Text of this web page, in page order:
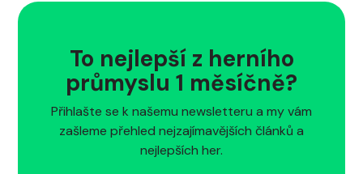
To nejlepší z herního
průmyslu 1 měsíčně?
Přihlašte se k našemu newsletteru a my vám
zašleme přehled nejzajímavějších článků a
nejlepších her.